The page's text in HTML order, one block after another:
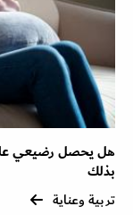
هل يحصل رضيعي
بذلك
تربية وعناية